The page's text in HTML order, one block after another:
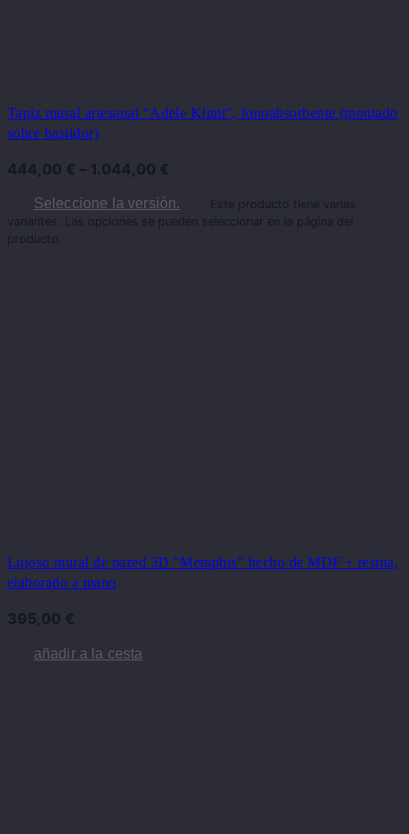
Tapiz mural artesanal “Adele Klimt”, fonoabsorbente (montado
sobre bastidor)
444,00 € – 1.044,00 €
Seleccione la versión.
Este producto tiene varias
variantes. Las opciones se pueden seleccionar en la página del
producto.
Lujoso mural de pared 3D "Memphis" hecho de MDF + resina,
elaborado a mano
395,00 €
añadir a la cesta